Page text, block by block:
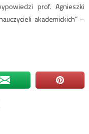
prof. Agnieszki
akademickich” –